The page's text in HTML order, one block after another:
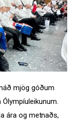
mjög góðum
ára og metnaðs,